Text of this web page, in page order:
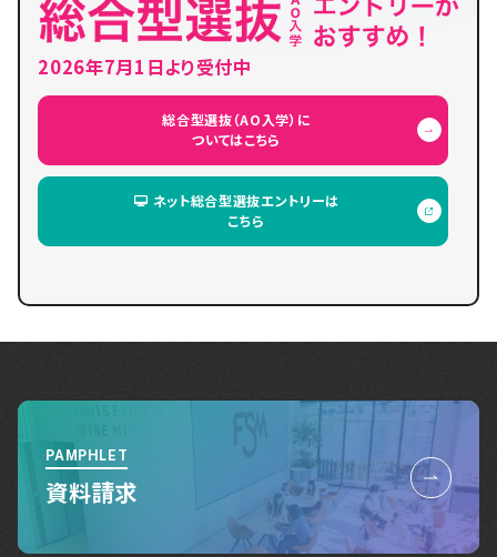
2026年7月1日より受付中
総合型選抜（AO入学）に
ついてはこちら
ネット総合型選抜エントリーは
こちら
PAMPHLET
資料請求